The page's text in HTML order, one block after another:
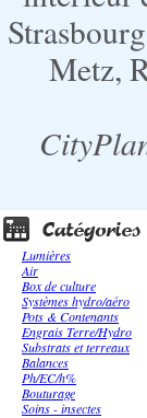
Metz,
Lumières
Air
Box de culture
Systèmes hydro/aéro
Pots & Contenants
Engrais Terre/Hydro
Substrats et terreaux
Balances
Ph/EC/h%
Bouturage
Soins - insectes